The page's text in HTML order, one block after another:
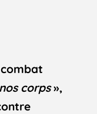
corps»,